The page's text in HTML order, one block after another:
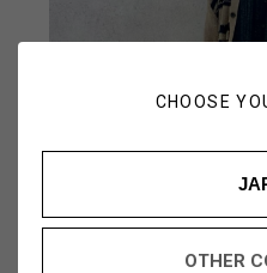
CHOOSE
OTHER